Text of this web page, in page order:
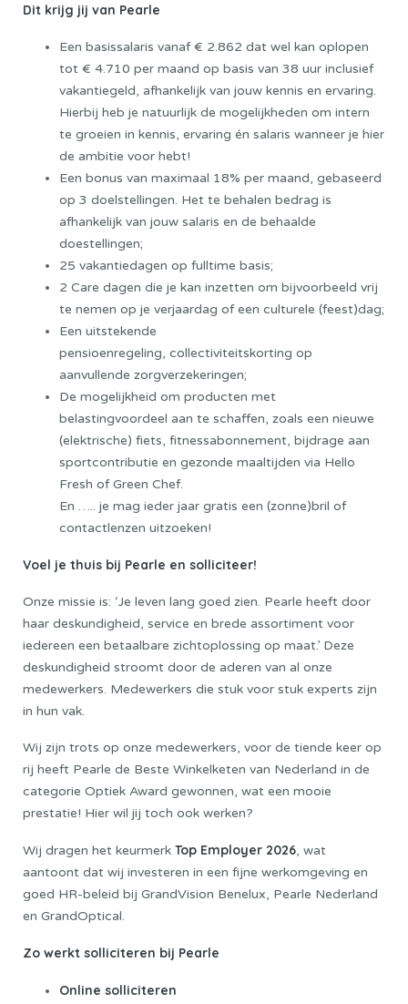
Dit krijg jij van Pearle
Een basissalaris vanaf € 2.862 dat wel kan oplopen
tot € 4.710 per maand op basis van 38 uur inclusief
vakantiegeld, afhankelijk van jouw kennis en ervaring.
Hierbij heb je natuurlijk de mogelijkheden om intern
te groeien in kennis, ervaring én salaris wanneer je hier
de ambitie voor hebt!
Een bonus van maximaal 18% per maand, gebaseerd
op 3 doelstellingen. Het te behalen bedrag is
afhankelijk van jouw salaris en de behaalde
doestellingen;
25 vakantiedagen op fulltime basis;
2 Care dagen die je kan inzetten om bijvoorbeeld vrij
te nemen op je verjaardag of een culturele (feest)dag;
Een uitstekende
pensioenregeling, collectiviteitskorting op
aanvullende zorgverzekeringen;
De mogelijkheid om producten met
belastingvoordeel aan te schaffen, zoals een nieuwe
(elektrische) fiets, fitnessabonnement, bijdrage aan
sportcontributie en gezonde maaltijden via Hello
Fresh of Green Chef.
En ….. je mag ieder jaar gratis een (zonne)bril of
contactlenzen uitzoeken!
Voel je thuis bij Pearle en solliciteer!
Onze missie is: ‘Je leven lang goed zien. Pearle heeft door
haar deskundigheid, service en brede assortiment voor
iedereen een betaalbare zichtoplossing op maat.’ Deze
deskundigheid stroomt door de aderen van al onze
medewerkers. Medewerkers die stuk voor stuk experts zijn
in hun vak.
Wij zijn trots op onze medewerkers, voor de tiende keer op
rij heeft Pearle de Beste Winkelketen van Nederland in de
categorie Optiek Award gewonnen, wat een mooie
prestatie! Hier wil jij toch ook werken?
Wij dragen het keurmerk Top Employer 2026, wat
aantoont dat wij investeren in een fijne werkomgeving en
goed HR-beleid bij GrandVision Benelux, Pearle Nederland
en GrandOptical.
Zo werkt solliciteren bij Pearle
Online solliciteren